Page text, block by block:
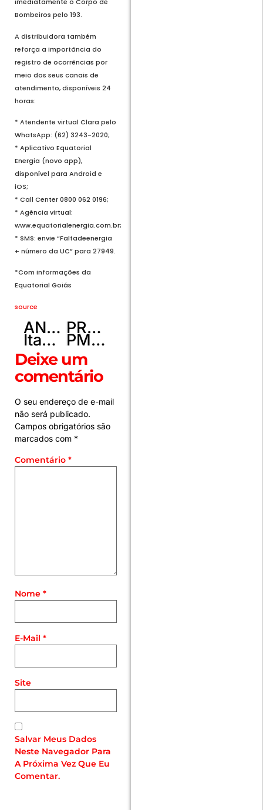
Bombeiros pelo 193.
A distribuidora também
reforça a importância do
registro de ocorrências por
meio dos seus canais de
atendimento, disponíveis 24
horas:
* Atendente virtual Clara pelo
WhatsApp: (62) 3243-2020;
* Aplicativo Equatorial
Energia (novo app),
disponível para Android e
iOS;
* Call Center 0800 062 0196;
* Agência virtual:
www.equatorialenergia.com.br;
* SMS: envie “Faltadeenergia
+ número da UC” para 27949.
*Com informações da
Equatorial Goiás
source
ANTERIOR
Itamaraty diz que comitiva brasileira ainda não recebeu vistos para ONU
PRÓXIMO
PMDF prende indivíduo e recupera em Ceilândia veículo furtado durante a festa do morango
Deixe um
comentário
O seu endereço de e-mail
não será publicado.
Campos obrigatórios são
marcados com *
Comentário *
Nome *
E-Mail *
Site
Salvar Meus Dados
Neste Navegador Para
A Próxima Vez Que Eu
Comentar.